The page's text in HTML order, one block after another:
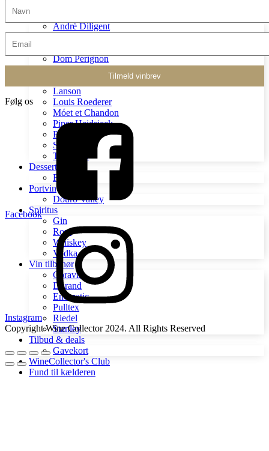
Champagne
André Diligent
Dom Pérignon
Lanson
Louis Roederer
Móet et Chandon
Piper Heidsieck
Pol Roger
Salon
Taittinger
Dessertvin
Frankrig
Portvin
Douro Valley
Spiritus
Gin
Rom
Whiskey
Vodka
Vin tilbehør
Coravin
Durand
Enomatic
Pulltex
Riedel
Stanley
Tilbud & deals
Gavekort
WineCollector's Club
Fund til kælderen
Følg os
Facebook
Instagram
Copyright Wine Collector 2024. All Rights Reserved